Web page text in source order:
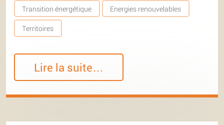
Transition énergétique Energies renouvelables
Territoires
Lire la suite…